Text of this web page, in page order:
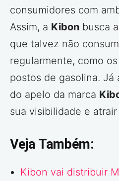
consumidores com
Assim, a Kibon busca
que talvez não
regularmente, como
postos de gasolina. Já
do apelo da marca
sua visibilidade e
Veja Também:
Kibon vai distribuir